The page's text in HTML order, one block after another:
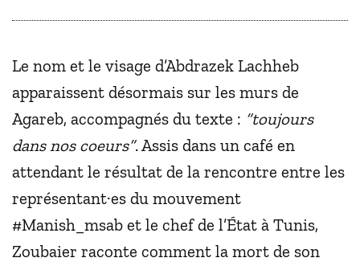
Le nom et le visage d’Abdrazek Lachheb
apparaissent désormais sur les murs de
Agareb, accompagnés du texte : “toujours
dans nos coeurs”. Assis dans un café en
attendant le résultat de la rencontre entre les
représentant·es du mouvement
#Manish_msab et le chef de l’État à Tunis,
Zoubaier raconte comment la mort de son